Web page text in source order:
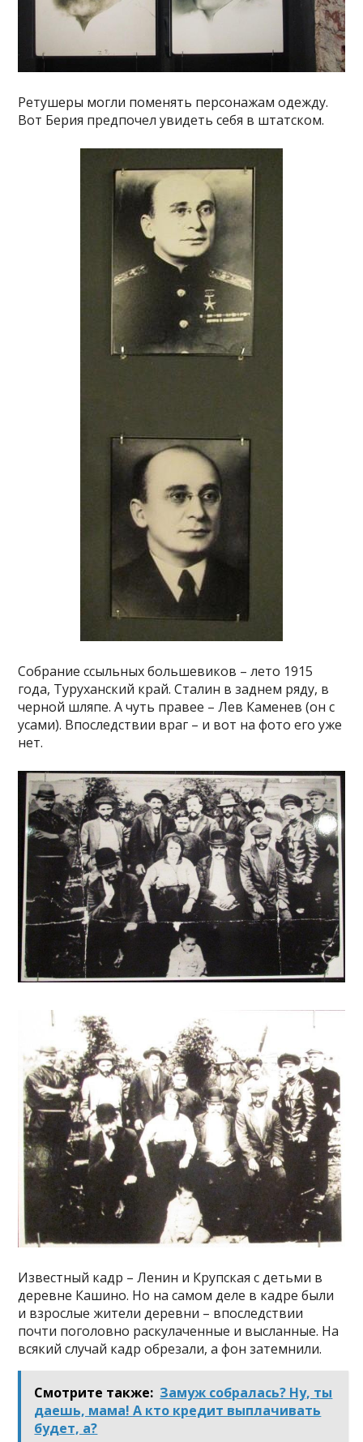
Ретушеры могли поменять персонажам одежду.
Вот Берия предпочел увидеть себя в штатском.
Собрание ссыльных большевиков – лето 1915
года, Туруханский край. Сталин в заднем ряду, в
черной шляпе. А чуть правее – Лев Каменев (он с
усами). Впоследствии враг – и вот на фото его уже
нет.
Известный кадр – Ленин и Крупская с детьми в
деревне Кашино. Но на самом деле в кадре были
и взрослые жители деревни – впоследствии
почти поголовно раскулаченные и высланные. На
всякий случай кадр обрезали, а фон затемнили.
Смотрите также: Замуж собралась? Ну, ты
даешь, мама! А кто кредит выплачивать
будет, а?